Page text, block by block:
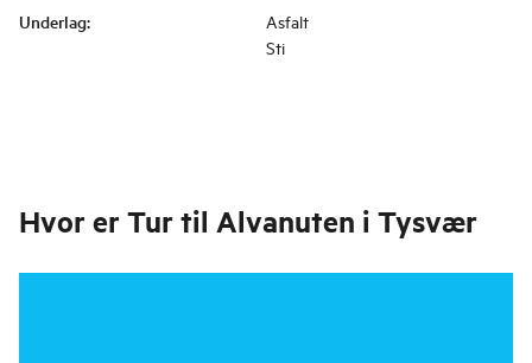
Underlag:
Asfalt
Sti
Hvor er Tur til Alvanuten i Tysvær